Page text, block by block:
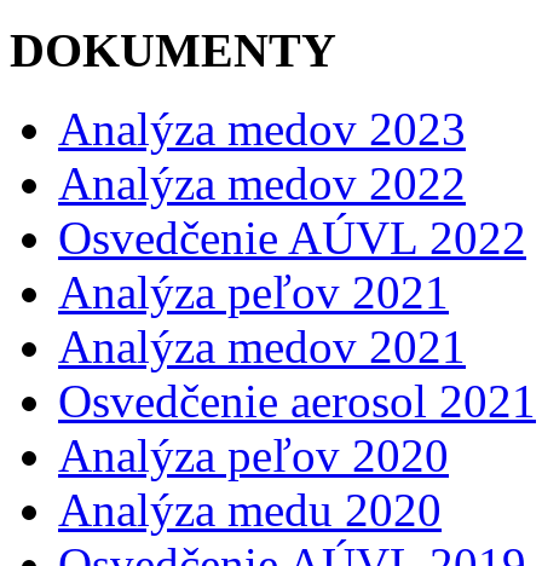
DOKUMENTY
Analýza medov 2023
Analýza medov 2022
Osvedčenie AÚVL 2022
Analýza peľov 2021
Analýza medov 2021
Osvedčenie aerosol 2021
Analýza peľov 2020
Analýza medu 2020